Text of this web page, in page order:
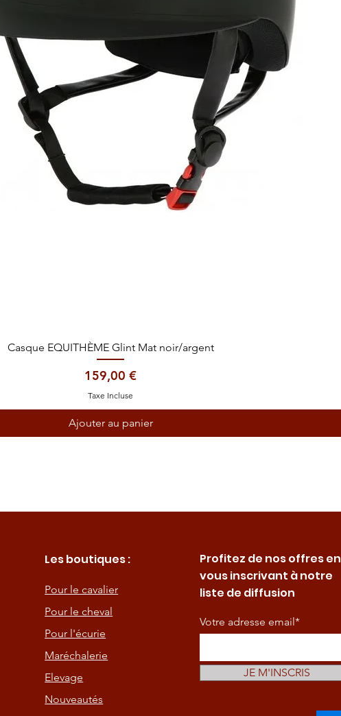
Aperçu rapide
Casque EQUITHÈME Glint Mat noir/argent
Prix
159,00 €
Taxe Incluse
Ajouter au panier
Les boutiques :
Pour le cavalier
Pour le cheval
Pour l'écurie
Maréchalerie
Elevage
Nouveautés
Profitez de nos offres en
vous inscrivant à notre
liste de diffusion
Votre adresse email*
JE M'INSCRIS